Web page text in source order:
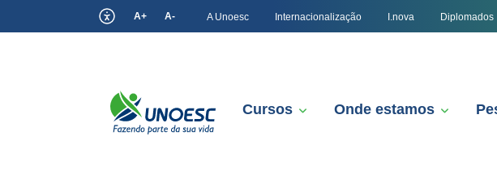
A+ A- A Unoesc Internacionalização I.nova Diplomados
Cursos Onde estamos